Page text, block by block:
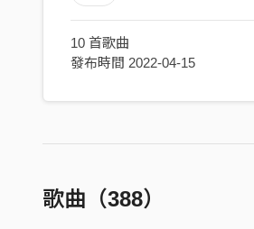
10 首歌曲
發布時間 2022-04-15
歌曲（388）